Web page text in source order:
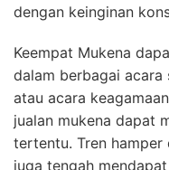
dengan keinginan
Keempat Mukena
dalam berbagai acara
atau acara
jualan mukena dapat
tertentu. Tren
juga tengah